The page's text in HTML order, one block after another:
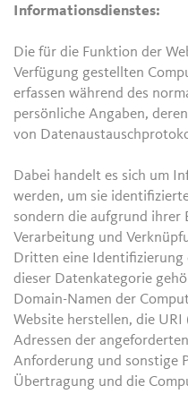
Informationsdienstes:
Die für die Funktion der
Verfügung gestellten
erfassen während des
persönliche Angaben,
von
Dabei handelt es sich um
werden, um sie
sondern die aufgrund ihrer
Verarbeitung und
Dritten eine Identifizierung
dieser Datenkategorie
Domain-Namen der
Website herstellen, die
Adressen der
Anforderung und sonstige
Übertragung und die